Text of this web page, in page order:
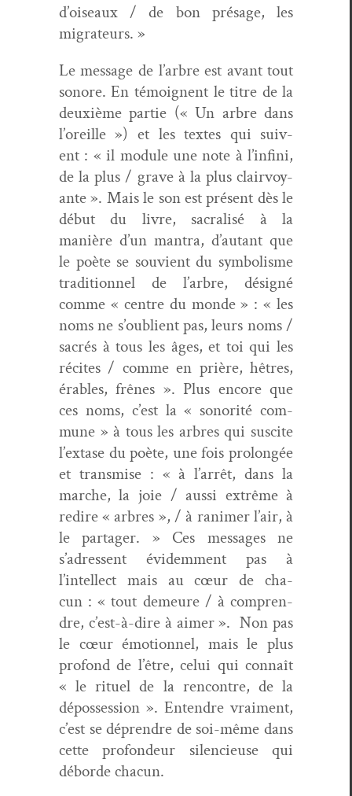
d’oiseaux / de bon présage, les
migrateurs. »
Le mes­sage de l’arbre est avant tout
sonore. En témoignent le titre de la
deux­ième par­tie (« Un arbre dans
l’oreille ») et les textes qui suiv­
ent : « il mod­ule une note à l’infini,
de la plus / grave à la plus clair­voy­
ante ». Mais le son est présent dès le
début du livre, sacral­isé à la
manière d’un mantra, d’autant que
le poète se sou­vient du sym­bol­isme
tra­di­tion­nel de l’arbre, désigné
comme « cen­tre du monde » : « les
noms ne s’oublient pas, leurs noms /
sacrés à tous les âges, et toi qui les
récites / comme en prière, hêtres,
érables, frênes ». Plus encore que
ces noms, c’est la « sonorité com­
mune » à tous les arbres qui sus­cite
l’extase du poète, une fois pro­longée
et trans­mise : « à l’arrêt, dans la
marche, la joie / aus­si extrême à
redire « arbres », / à ranimer l’air, à
le partager. » Ces mes­sages ne
s’adressent évidem­ment pas à
l’intellect mais au cœur de cha­
cun : « tout demeure / à com­pren­
dre, c’est-à-dire à aimer ». Non pas
le cœur émo­tion­nel, mais le plus
pro­fond de l’être, celui qui con­naît
« le rit­uel de la ren­con­tre, de la
dépos­ses­sion ». Enten­dre vrai­ment,
c’est se dépren­dre de soi-même dans
cette pro­fondeur silen­cieuse qui
débor­de chacun.